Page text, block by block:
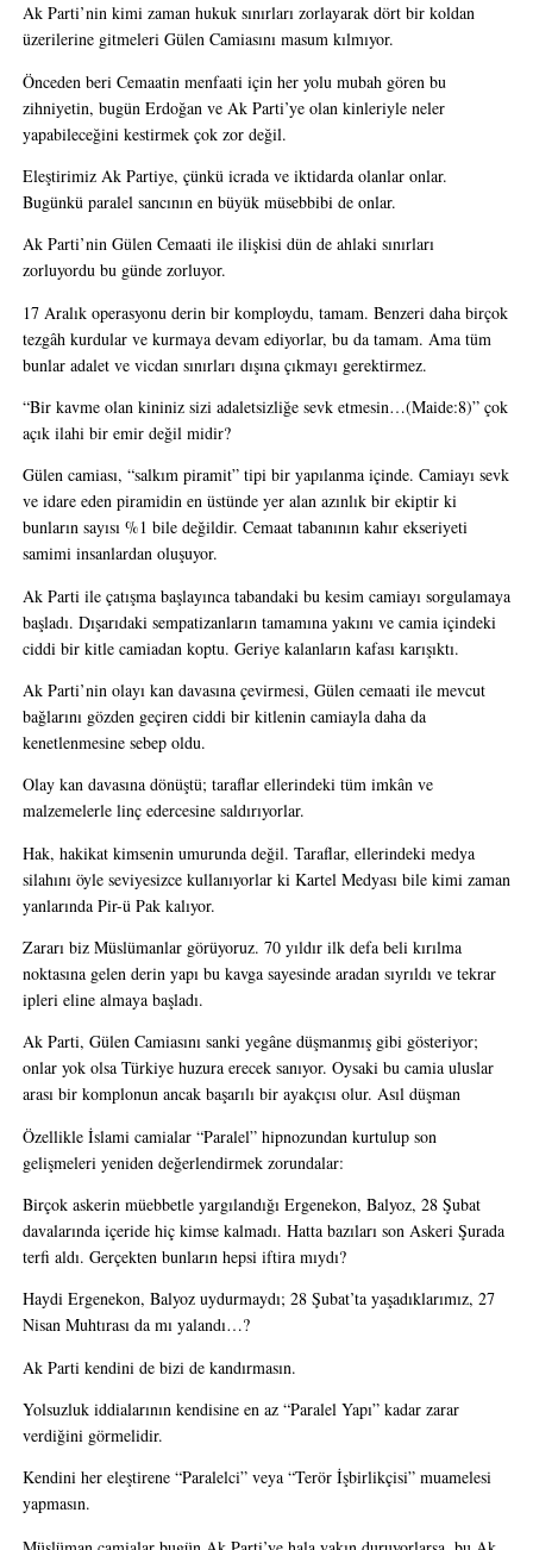
Ak Parti’nin kimi zaman hukuk sınırları zorlayarak dört bir koldan
üzerilerine gitmeleri Gülen Camiasını masum kılmıyor.
Önceden beri Cemaatin menfaati için her yolu mubah gören bu
zihniyetin, bugün Erdoğan ve Ak Parti’ye olan kinleriyle neler
yapabileceğini kestirmek çok zor değil.
Eleştirimiz Ak Partiye, çünkü icrada ve iktidarda olanlar onlar.
Bugünkü paralel sancının en büyük müsebbibi de onlar.
Ak Parti’nin Gülen Cemaati ile ilişkisi dün de ahlaki sınırları
zorluyordu bu günde zorluyor.
17 Aralık operasyonu derin bir komploydu, tamam. Benzeri daha birçok
tezgâh kurdular ve kurmaya devam ediyorlar, bu da tamam. Ama tüm
bunlar adalet ve vicdan sınırları dışına çıkmayı gerektirmez.
“Bir kavme olan kininiz sizi adaletsizliğe sevk etmesin…(Maide:8)” çok
açık ilahi bir emir değil midir?
Gülen camiası, “salkım piramit” tipi bir yapılanma içinde. Camiayı sevk
ve idare eden piramidin en üstünde yer alan azınlık bir ekiptir ki
bunların sayısı %1 bile değildir. Cemaat tabanının kahır ekseriyeti
samimi insanlardan oluşuyor.
Ak Parti ile çatışma başlayınca tabandaki bu kesim camiayı sorgulamaya
başladı. Dışarıdaki sempatizanların tamamına yakını ve camia içindeki
ciddi bir kitle camiadan koptu. Geriye kalanların kafası karışıktı.
Ak Parti’nin olayı kan davasına çevirmesi, Gülen cemaati ile mevcut
bağlarını gözden geçiren ciddi bir kitlenin camiayla daha da
kenetlenmesine sebep oldu.
Olay kan davasına dönüştü; taraflar ellerindeki tüm imkân ve
malzemelerle linç edercesine saldırıyorlar.
Hak, hakikat kimsenin umurunda değil. Taraflar, ellerindeki medya
silahını öyle seviyesizce kullanıyorlar ki Kartel Medyası bile kimi zaman
yanlarında Pir-ü Pak kalıyor.
Zararı biz Müslümanlar görüyoruz. 70 yıldır ilk defa beli kırılma
noktasına gelen derin yapı bu kavga sayesinde aradan sıyrıldı ve tekrar
ipleri eline almaya başladı.
Ak Parti, Gülen Camiasını sanki yegâne düşmanmış gibi gösteriyor;
onlar yok olsa Türkiye huzura erecek sanıyor. Oysaki bu camia uluslar
arası bir komplonun ancak başarılı bir ayakçısı olur. Asıl düşman
Özellikle İslami camialar “Paralel” hipnozundan kurtulup son
gelişmeleri yeniden değerlendirmek zorundalar:
Birçok askerin müebbetle yargılandığı Ergenekon, Balyoz, 28 Şubat
davalarında içeride hiç kimse kalmadı. Hatta bazıları son Askeri Şurada
terfi aldı. Gerçekten bunların hepsi iftira mıydı?
Haydi Ergenekon, Balyoz uydurmaydı; 28 Şubat’ta yaşadıklarımız, 27
Nisan Muhtırası da mı yalandı…?
Ak Parti kendini de bizi de kandırmasın.
Yolsuzluk iddialarının kendisine en az “Paralel Yapı” kadar zarar
verdiğini görmelidir.
Kendini her eleştirene “Paralelci” veya “Terör İşbirlikçisi” muamelesi
yapmasın.